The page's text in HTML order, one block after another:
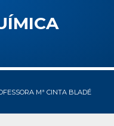
Mª CINTA BLADÉ